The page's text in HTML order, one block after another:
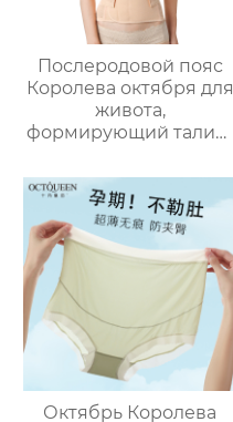
Послеродовой пояс
Королева октября для
живота,
формирующий талию,
удерживающий пояс,
специальный
удерживающий пояс
для беременных для
спокойных родов и
кесарева сечения
Октябрь Королева